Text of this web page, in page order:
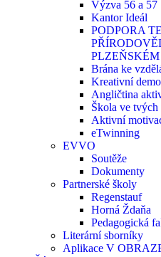
Výzva 56 a 57
Kantor Ideál
PODPORA
Brána ke
Kreativní
Angličtina
Škola ve tvých
Aktivní
eTwinning
EVVO
Soutěže
Dokumenty
Partnerské školy
Regenstauf
Horná Ždaňa
Pedagogická
Literární sborníky
Aplikace V